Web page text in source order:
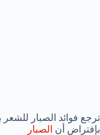
بإفتراض أن الصبار